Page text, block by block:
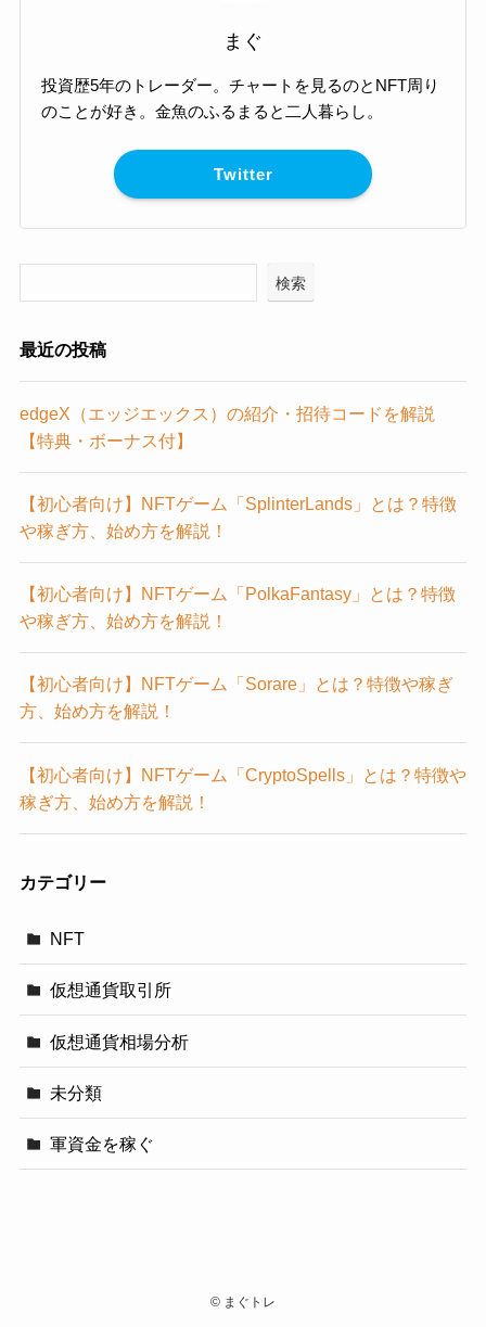
まぐ
投資歴5年のトレーダー。チャートを見るのとNFT周り
のことが好き。金魚のふるまると二人暮らし。
Twitter
検索
最近の投稿
edgeX（エッジエックス）の紹介・招待コードを解説
【特典・ボーナス付】
【初心者向け】NFTゲーム「SplinterLands」とは？特徴
や稼ぎ方、始め方を解説！
【初心者向け】NFTゲーム「PolkaFantasy」とは？特徴
や稼ぎ方、始め方を解説！
【初心者向け】NFTゲーム「Sorare」とは？特徴や稼ぎ
方、始め方を解説！
【初心者向け】NFTゲーム「CryptoSpells」とは？特徴や
稼ぎ方、始め方を解説！
カテゴリー
NFT
仮想通貨取引所
仮想通貨相場分析
未分類
軍資金を稼ぐ
© まぐトレ